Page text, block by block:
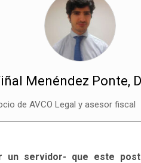
Menéndez Ponte,
de AVCO Legal y asesor fiscal
un servidor- que este